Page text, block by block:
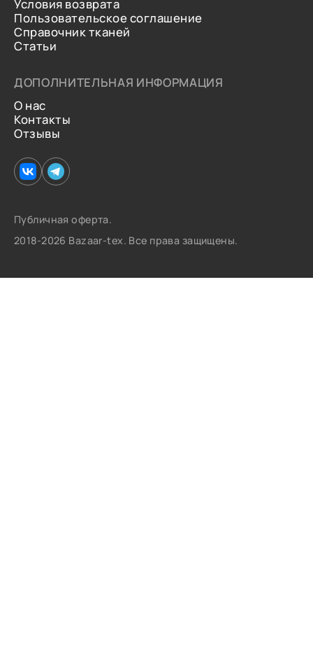
Условия возврата
Пользовательское соглашение
Справочник тканей
Статьи
ДОПОЛНИТЕЛЬНАЯ ИНФОРМАЦИЯ
О нас
Контакты
Отзывы
Публичная оферта.
2018-2026 Bazaar-tex. Все права защищены.